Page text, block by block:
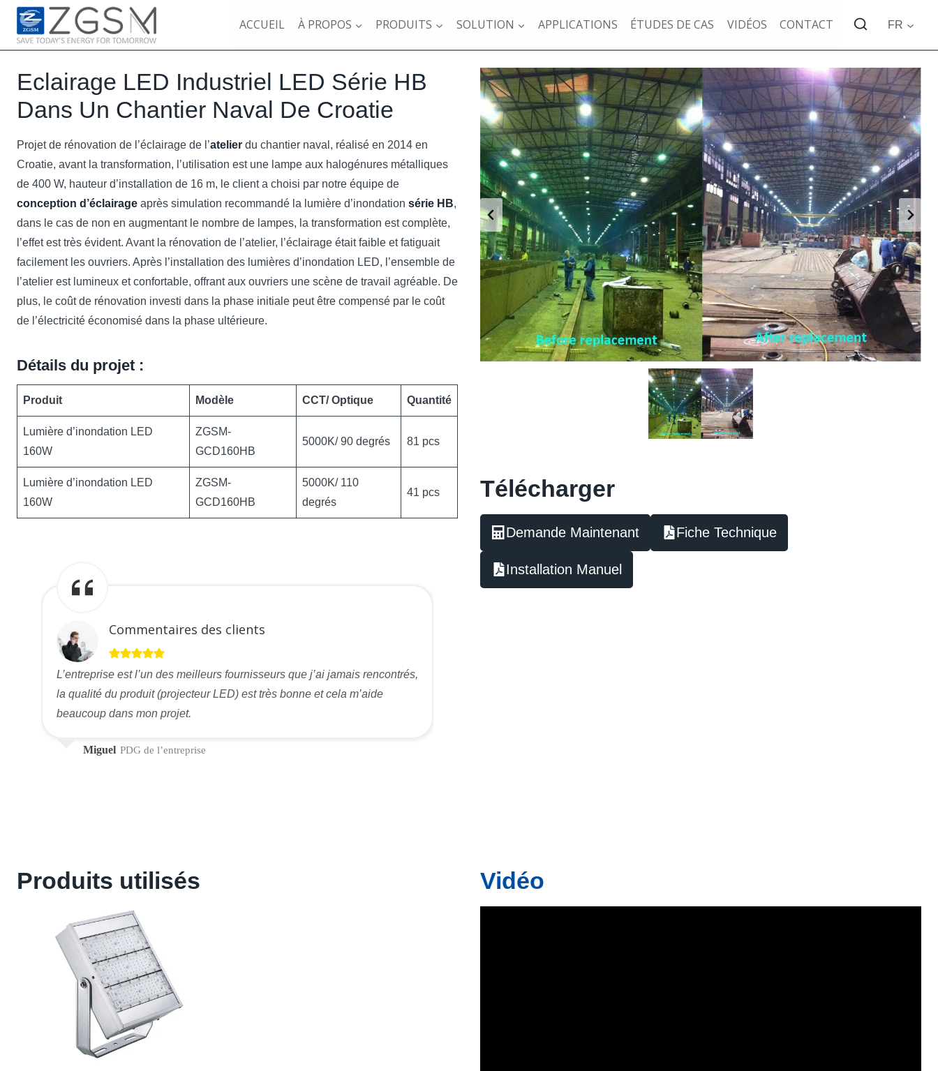
Skip
content
ACCUEIL À PROPOS PRODUITS SOLUTION APPLICATIONS ÉTUDES DE CAS VIDÉOS CONTACT FR
Eclairage LED Industriel LED Série HB
Dans Un Chantier Naval De Croatie
Projet de rénovation de l’éclairage de l’atelier du chantier naval, réalisé en 2014 en
Croatie, avant la transformation, l’utilisation est une lampe aux halogénures métalliques
de 400 W, hauteur d’installation de 16 m, le client a choisi par notre équipe de
conception d’éclairage après simulation recommandé la lumière d’inondation série HB,
dans le cas de non en augmentant le nombre de lampes, la transformation est complète,
l’effet est très évident. Avant la rénovation de l’atelier, l’éclairage était faible et fatiguait
facilement les ouvriers. Après l’installation des lumières d’inondation LED, l’ensemble de
l’atelier est lumineux et confortable, offrant aux ouvriers une scène de travail agréable. De
plus, le coût de rénovation investi dans la phase initiale peut être compensé par le coût
de l’électricité économisé dans la phase ultérieure.
Détails du projet :
Produit Modèle CCT/ Optique Quantité
Lumière d’inondation LED
160W
ZGSM-
GCD160HB
5000K/ 90 degrés 81 pcs
Lumière d’inondation LED
160W
ZGSM-
GCD160HB
5000K/ 110
degrés
41 pcs
Commentaires des clients
L’entreprise est l’un des meilleurs fournisseurs que j’ai jamais rencontrés,
la qualité du produit (projecteur LED) est très bonne et cela m’aide
beaucoup dans mon projet.
Miguel PDG de l’entreprise
Télécharger
Demande Maintenant Fiche Technique
Installation Manuel
Produits utilisés Vidéo